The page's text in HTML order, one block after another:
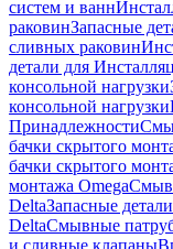
систем и ванн
раковинЗапасные
сливных раковин
детали для
консольной нагрузки
консольной нагрузки
Принадлежности
бачки скрытого
бачки скрытого
монтажа Omega
DeltaЗапасные
DeltaСмывные
и сливные клапаны